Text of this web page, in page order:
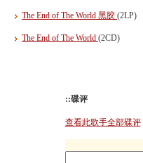
The End of The World 黑胶 (2LP)
The End of The World (2CD)
::碟评
查看此歌手全部碟评